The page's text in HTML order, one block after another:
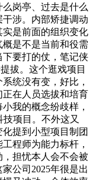
岗亭、过去是什么
涉。内部矫捷调动
是前面的组织变化
是不是当前和役需
要打的仗，笔记侠
拔。这个逛戏项目
统没有变，好比，
在人员选拔和培育
我的概念纷歧样，
项目。不外这又
提到小型项目制团
程师为能力标杆，
担忧本人会不会被
公司2025年很是出